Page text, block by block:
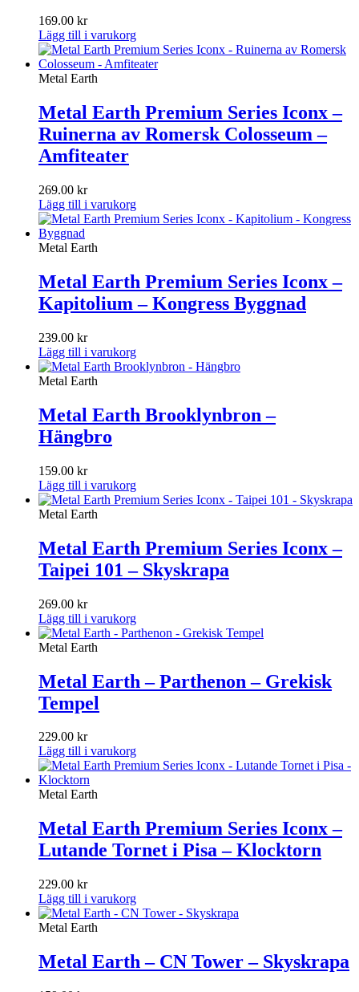
169.00 kr
Lägg till i varukorg
Metal Earth
Metal Earth Premium Series Iconx –
Ruinerna av Romersk Colosseum –
Amfiteater
269.00 kr
Lägg till i varukorg
Metal Earth
Metal Earth Premium Series Iconx –
Kapitolium – Kongress Byggnad
239.00 kr
Lägg till i varukorg
Metal Earth
Metal Earth Brooklynbron –
Hängbro
159.00 kr
Lägg till i varukorg
Metal Earth
Metal Earth Premium Series Iconx –
Taipei 101 – Skyskrapa
269.00 kr
Lägg till i varukorg
Metal Earth
Metal Earth – Parthenon – Grekisk
Tempel
229.00 kr
Lägg till i varukorg
Metal Earth
Metal Earth Premium Series Iconx –
Lutande Tornet i Pisa – Klocktorn
229.00 kr
Lägg till i varukorg
Metal Earth
Metal Earth – CN Tower – Skyskrapa